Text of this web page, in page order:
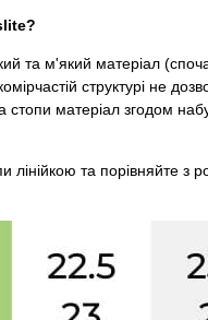
та м'який матеріал
структурі не
стопи матеріал згодом
лінійкою та порівняйте з